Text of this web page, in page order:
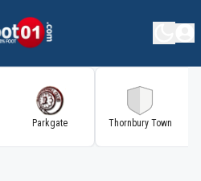
Parkgate Thornbury Town